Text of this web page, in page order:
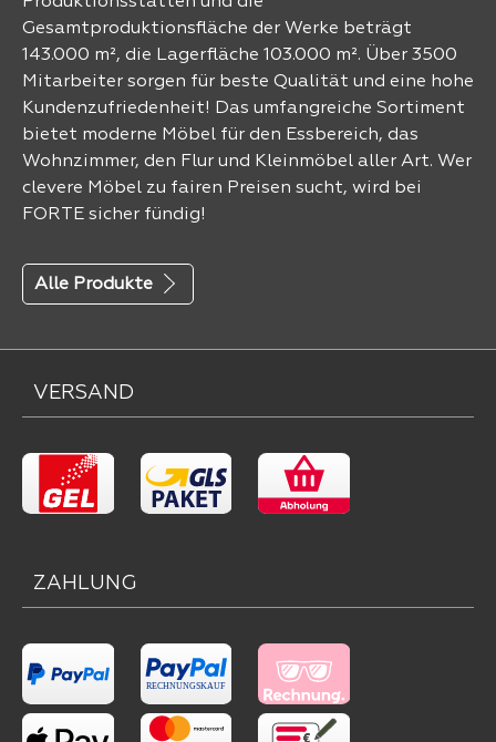
Gesamtproduktionsfläche der Werke beträgt
143.000 m², die Lagerfläche 103.000 m². Über 3500
Mitarbeiter sorgen für beste Qualität und eine hohe
Kundenzufriedenheit! Das umfangreiche Sortiment
bietet moderne Möbel für den Essbereich, das
Wohnzimmer, den Flur und Kleinmöbel aller Art. Wer
clevere Möbel zu fairen Preisen sucht, wird bei
FORTE sicher fündig!
Alle Produkte
VERSAND
ZAHLUNG